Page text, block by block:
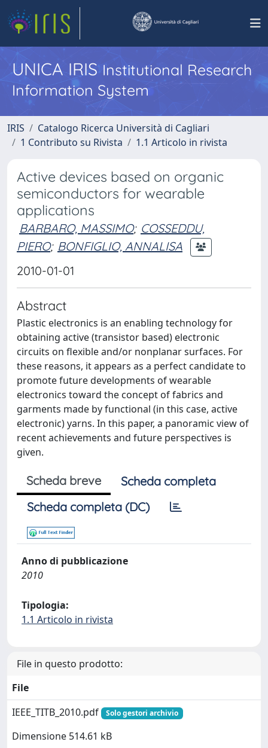
UNICA IRISInstitutional Research
Information System
IRIS
Catalogo Ricerca Università di Cagliari
1 Contributo su Rivista
1.1 Articolo in rivista
Active devices based on organic
semiconductors for wearable
applications
BARBARO, MASSIMO; COSSEDDU,
PIERO; BONFIGLIO, ANNALISA
2010-01-01
Abstract
Plastic electronics is an enabling technology for
obtaining active (transistor based) electronic
circuits on flexible and/or nonplanar surfaces. For
these reasons, it appears as a perfect candidate to
promote future developments of wearable
electronics toward the concept of fabrics and
garments made by functional (in this case, active
electronic) yarns. In this paper, a panoramic view of
recent achievements and future perspectives is
given.
Scheda breve
Scheda completa
Scheda completa (DC)
Anno di pubblicazione
2010
Tipologia:
1.1 Articolo in rivista
File in questo prodotto:
File
IEEE_TITB_2010.pdf
Solo gestori archivio
Dimensione 514.61 kB